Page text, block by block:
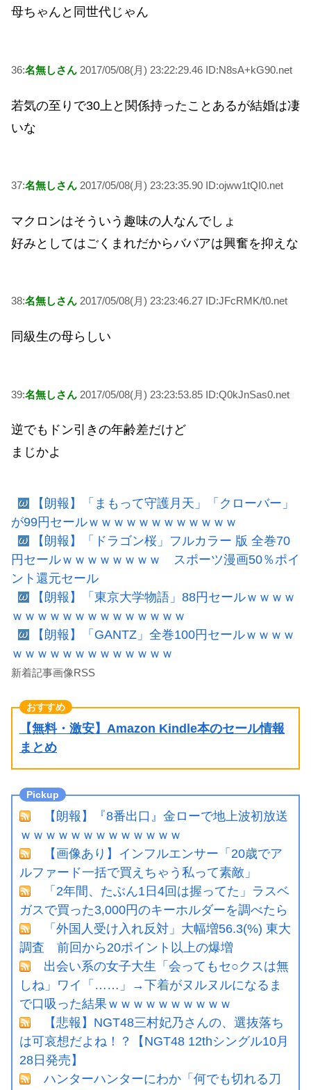
母ちゃんと同世代じゃん
36:名無しさん 2017/05/08(月) 23:22:29.46 ID:N8sA+kG90.net
若気の至りで30上と関係持ったことあるが結婚は凄
いな
37:名無しさん 2017/05/08(月) 23:23:35.90 ID:ojww1tQI0.net
マクロンはそういう趣味の人なんでしょ
好みとしてはごくまれだからババアは興奮を抑えな
38:名無しさん 2017/05/08(月) 23:23:46.27 ID:JFcRMK/t0.net
同級生の母らしい
39:名無しさん 2017/05/08(月) 23:23:53.85 ID:Q0kJnSas0.net
逆でもドン引きの年齢差だけど
まじかよ
【朗報】「まもって守護月天」「クローバー」
が99円セールｗｗｗｗｗｗｗｗｗｗｗｗ
【朗報】「ドラゴン桜」フルカラー 版 全巻70
円セールｗｗｗｗｗｗｗｗ スポーツ漫画50％ポイ
ント還元セール
【朗報】「東京大学物語」88円セールｗｗｗｗ
ｗｗｗｗｗｗｗｗｗｗｗｗｗｗ
【朗報】「GANTZ」全巻100円セールｗｗｗｗ
ｗｗｗｗｗｗｗｗｗｗｗｗｗ
新着記事画像RSS
【無料・激安】Amazon Kindle本のセール情報
まとめ
【朗報】『8番出口』金ローで地上波初放送
ｗｗｗｗｗｗｗｗｗｗｗｗｗ
【画像あり】インフルエンサー「20歳でア
ルファード一括で買えちゃう私って素敵」
「2年間、たぶん1日4回は握ってた」ラスベ
ガスで買った3,000円のキーホルダーを調べたら
「外国人受け入れ反対」大幅増56.3(%) 東大
調査 前回から20ポイント以上の爆増
出会い系の女子大生「会ってもセ○クスは無
しね」ワイ「……」→下着がヌルヌルになるま
で口吸った結果ｗｗｗｗｗｗｗｗｗｗ
【悲報】NGT48三村妃乃さんの、選抜落ち
は可哀想だよね！？【NGT48 12thシングル10月
28日発売】
ハンターハンターにわか「何でも切れる刀